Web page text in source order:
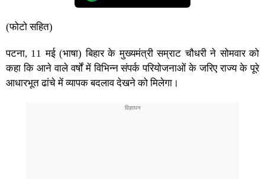
(फोटो सहित)
पटना, 11 मई (भाषा) बिहार के मुख्यमंत्री सम्राट चौधरी ने सोमवार को
कहा कि आने वाले वर्षों में विभिन्न संपर्क परियोजनाओं के जरिए राज्य के पूरे
आधारभूत ढांचे में व्यापक बदलाव देखने को मिलेगा।